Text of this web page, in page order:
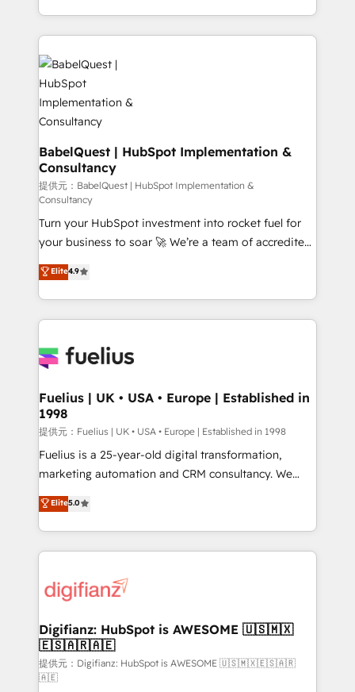
Migration Excellence HubSpot Impact Award -
accreditations with HubSpot.
implementation, reports, workflows, and team
training • CRM migration from Salesforce, Pipedrive,
Dynamics and others • Technical projects including
custom API integrations with ERP (and other
systems) • AI governance for HubSpot-centred
operations A little about us: • Boutique 'Elite' team of
12 • 150+ clients across Sales Hub, Marketing Hub,
Service Hub, Data Hub and CMS • ISO/IEC
27001:2022, ISO 9001:2015, and ISO 42001:2023
certified - the AI management standard • GuardHub:
our AI governance framework, built on ISO 42001
Ready for the next step? Click the 👈 '𝗖𝗼𝗻𝘁𝗮𝗰𝘁
𝗯𝘂𝘀𝗶𝗻𝗲𝘀𝘀' button to get in touch (𝘸𝘦'𝘳𝘦 𝘴𝘶𝘱𝘦𝘳
𝘳𝘦𝘴𝘱𝘰𝘯𝘴𝘪𝘷𝘦)
BabelQuest | HubSpot Implementation &
Consultancy
提供元：BabelQuest | HubSpot Implementation &
Consultancy
Turn your HubSpot investment into rocket fuel for
your business to soar 🚀 We’re a team of accredited
HubSpot experts ready to help you. We can
implement the platform into complex business
environments, optimise what you've got and make
sure you can actually use it, build your website in
for you and execute it on HubSpot. We are on the
framework, meaning we've been accredited by
HubSpot and vetted by the CCS, which means we
can support public sector companies as well the
other ones listed in our profile. Our services: -
HubSpot implementation - HubSpot CMS website
is there for you to: - Grow revenue, and run your
business more efficiently - Build stronger
more people - Get the most out of your HubSpot
investment
Elite4.9
Fuelius | UK • USA • Europe | Established in
1998
提供元：Fuelius | UK • USA • Europe | Established in 1998
Fuelius is a 25-year-old digital transformation,
marketing automation and CRM consultancy. We
enable mid-market and enterprise clients to
maximise their return from digital and fuel their
growth. We modernise platforms, streamline
operations that are causing inefficiencies, improve
supercharge revenue operations Key services: • CRM
Transformation / Web Development • RevOps &
Sales Consulting • Marketing Automation What
makes us different? 🚀 Top 0.5% of global HubSpot
agencies ⚙️ The strongest technical ability and
Elite5.0
Digifianz: HubSpot is AWESOME 🇺🇸🇲🇽
🇪🇸🇦🇷🇦🇪
提供元：Digifianz: HubSpot is AWESOME 🇺🇸🇲🇽🇪🇸🇦🇷
🇦🇪